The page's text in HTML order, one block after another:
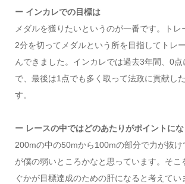
ー インカレでの目標は
メダルを獲りたいというのが一番です。トレ
2分を切ってメダルという所を目指してトレ
んできました。インカレでは過去3年間、0
で、最後は1点でも多く取って法政に貢献し
す。
ー レースの中ではどのあたりがポイントに
200mの中の50mから100mの部分で力が抜
が僕の弱いところかなと思っています。そこ
ぐかが目標達成のための肝になると考えてい